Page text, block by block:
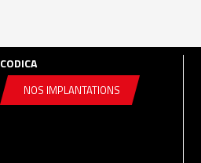
CODICA
NOS IMPLANTATIONS